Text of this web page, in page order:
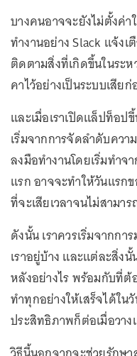
บางคนอาจจะยังไม่ตั้งค่
ทำงานอย่าง Slack แจ้งเ
ติดตามสิ่งที่เกิดขึ้นในระ
คาไว้อย่างเป็นระบบเสีย
และเมื่อเราเปิดแล็ปท็อ
เริ่มจากการจัดลำดับคว
ลงมือทำงานโดยเริ่มทำ
แรก อาจจะทำให้วันแรก
ที่จะเสียเวลาจนไม่สาม
ดังนั้น เราควรเริ่มจากก
เราอยู่บ้าง และแต่ละสิ่ง
หลังอย่างไร พร้อมกับที่ต้
ทำทุกอย่างให้เสร็จได้ใน
ประสิทธิภาพก็ต่อเมื่อวา